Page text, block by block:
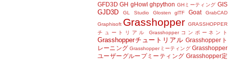
GFD3D GH gHowl ghpython GHミーティング GIS
GJD3D GL Studio Glosten glTF Goat GrabCAD
Graphisoft Grasshopper GRASSHOPPER
チュートリアル
Grasshopperコンポーネント
Grasshopperチュートリアル Grasshopperト
レーニング Grasshopperミーティング Grasshopper
ユーザーグループミーティング Grasshopper定